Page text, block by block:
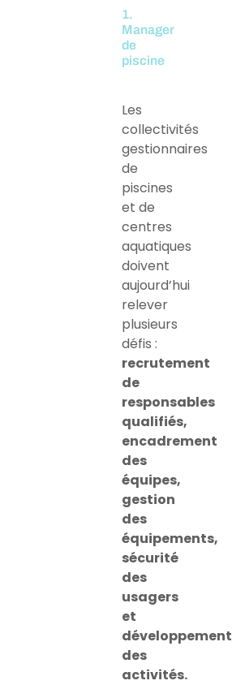
1.
Manager
de
piscine
Les
collectivités
gestionnaires
de
piscines
et de
centres
aquatiques
doivent
aujourd’hui
relever
plusieurs
défis :
recrutement
de
responsables
qualifiés,
encadrement
des
équipes,
gestion
des
équipements,
sécurité
des
usagers
et
développement
des
activités.